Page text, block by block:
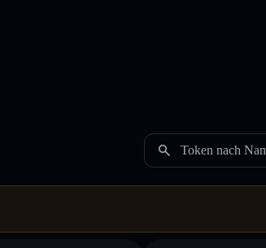
Token nach